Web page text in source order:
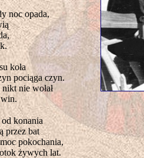
noc opada,
koła
pociąga czyn.
nie wołał
win.
od konania
przez bat
pokochania,
żywych lat.